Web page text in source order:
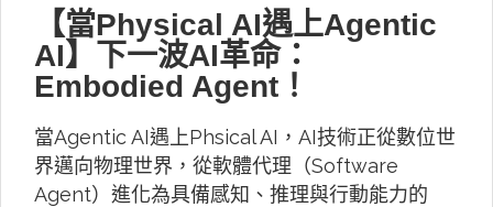
【當Physical AI遇上Agentic
AI】下一波AI革命：
Embodied Agent！
當Agentic AI遇上Phsical AI，AI技術正從數位世
界邁向物理世界，從軟體代理（Software
Agent）進化為具備感知、推理與行動能力的